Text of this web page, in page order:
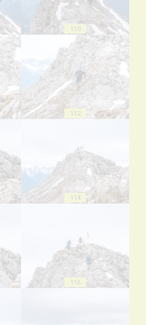
110
112
114
116